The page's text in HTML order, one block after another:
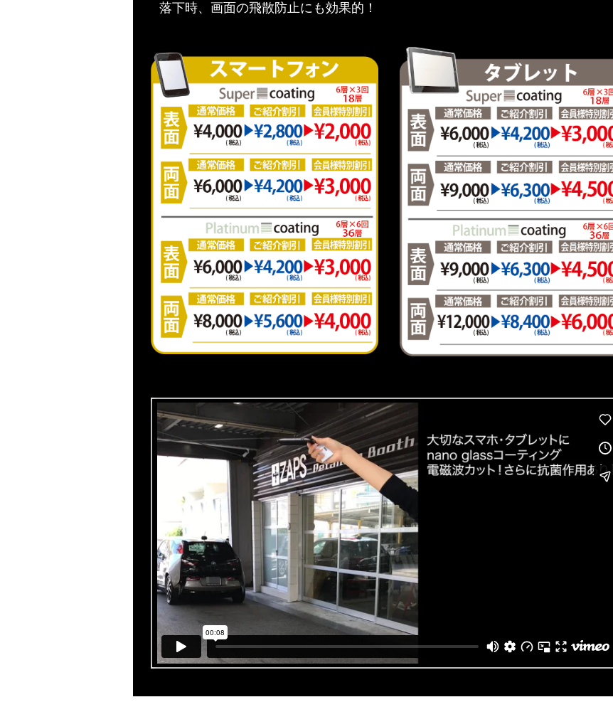
落下時、画面の飛散防止にも効果的！